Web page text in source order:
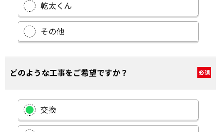
乾太くん
その他
どのような工事をご希望ですか？ 必須
交換